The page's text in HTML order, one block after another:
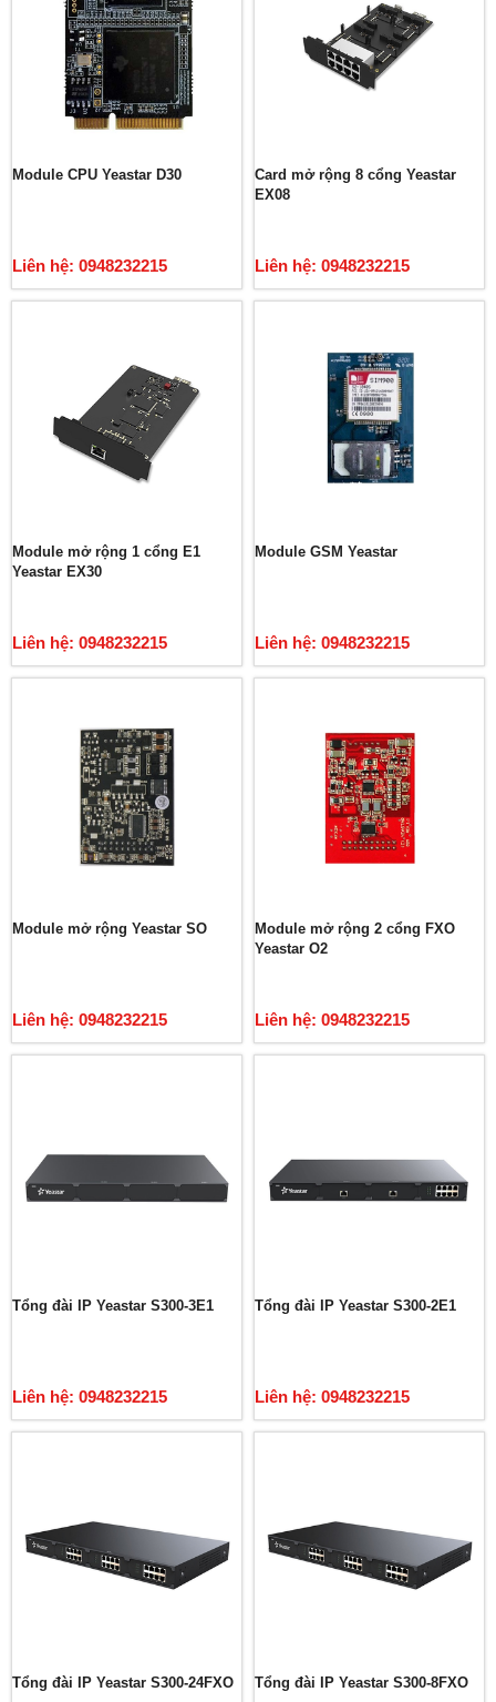
Module CPU Yeastar D30
Liên hệ: 0948232215
Card mở rộng 8 cổng Yeastar
EX08
Liên hệ: 0948232215
Module mở rộng 1 cổng E1
Yeastar EX30
Liên hệ: 0948232215
Module GSM Yeastar
Liên hệ: 0948232215
Module mở rộng Yeastar SO
Liên hệ: 0948232215
Module mở rộng 2 cổng FXO
Yeastar O2
Liên hệ: 0948232215
Tổng đài IP Yeastar S300-3E1
Liên hệ: 0948232215
Tổng đài IP Yeastar S300-2E1
Liên hệ: 0948232215
Tổng đài IP Yeastar S300-24FXO Tổng đài IP Yeastar S300-8FXO